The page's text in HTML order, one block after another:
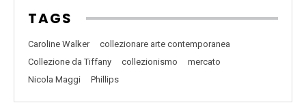
TAGS
Caroline Walker
collezionare arte contemporanea
Collezione da Tiffany
collezionismo
mercato
Nicola Maggi
Phillips